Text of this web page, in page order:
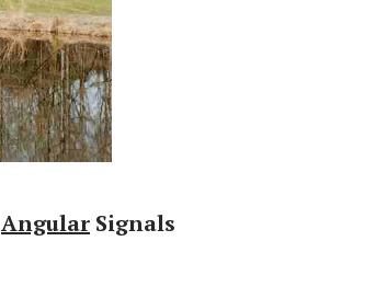
Angular Signals